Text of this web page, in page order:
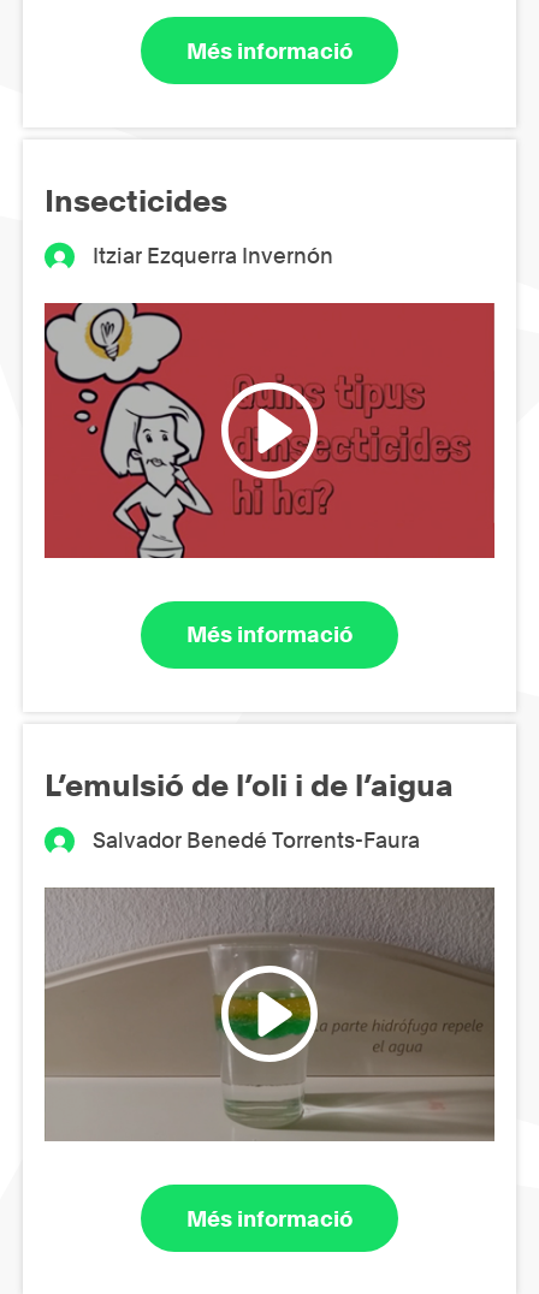
Més informació
Insecticides
Itziar Ezquerra Invernón
Més informació
L’emulsió de l’oli i de l’aigua
Salvador Benedé Torrents-Faura
Més informació